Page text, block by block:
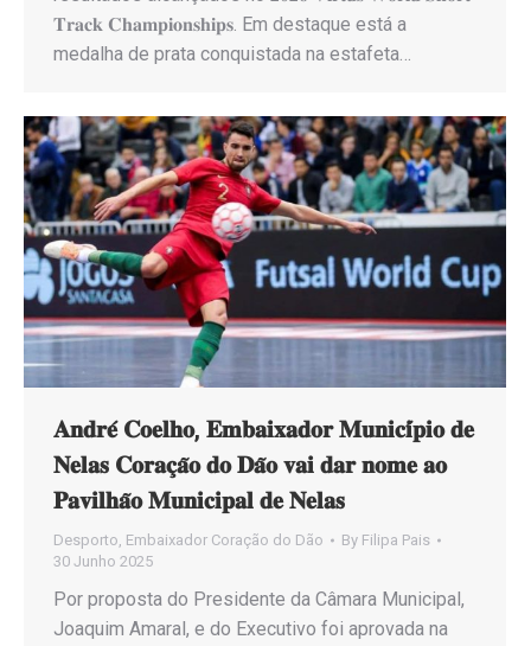
𝐓𝐫𝐚𝐜𝐤 𝐂𝐡𝐚𝐦𝐩𝐢𝐨𝐧𝐬𝐡𝐢𝐩𝐬. Em destaque está a
medalha de prata conquistada na estafeta…
𝐀𝐧𝐝𝐫𝐞́ 𝐂𝐨𝐞𝐥𝐡𝐨, 𝐄𝐦𝐛𝐚𝐢𝐱𝐚𝐝𝐨𝐫 𝐌𝐮𝐧𝐢𝐜𝐢́𝐩𝐢𝐨 𝐝𝐞
𝐍𝐞𝐥𝐚𝐬 𝐂𝐨𝐫𝐚𝐜̧𝐚̃𝐨 𝐝𝐨 𝐃𝐚̃𝐨 𝐯𝐚𝐢 𝐝𝐚𝐫 𝐧𝐨𝐦𝐞 𝐚𝐨
𝐏𝐚𝐯𝐢𝐥𝐡𝐚̃𝐨 𝐌𝐮𝐧𝐢𝐜𝐢𝐩𝐚𝐥 𝐝𝐞 𝐍𝐞𝐥𝐚𝐬
Desporto, Embaixador Coração do Dão By Filipa Pais
30 Junho 2025
Por proposta do Presidente da Câmara Municipal,
Joaquim Amaral, e do Executivo foi aprovada na